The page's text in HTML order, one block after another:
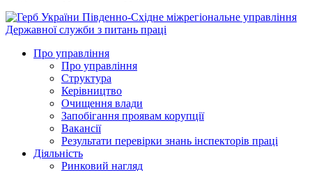
Південно-Східне міжрегіональне управління
Державної служби з питань праці
Про управління
Про управління
Структура
Керівництво
Очищення влади
Запобігання проявам корупції
Вакансії
Результати перевірки знань інспекторів праці
Діяльність
Ринковий нагляд